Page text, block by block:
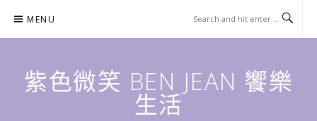
content
MENU
紫色微笑 BEN JEAN 饗樂
生活